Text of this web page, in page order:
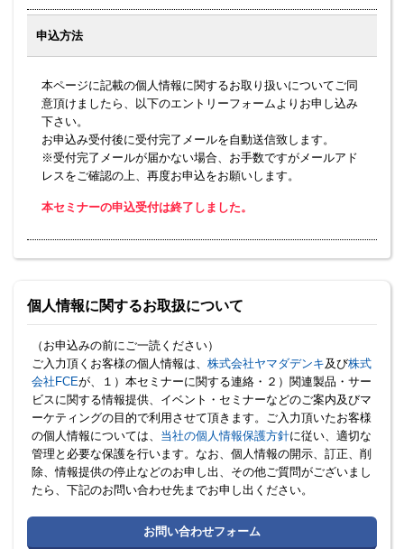
申込方法
本ページに記載の個人情報に関するお取り扱いについてご同
意頂けましたら、以下のエントリーフォームよりお申し込み
下さい。
お申込み受付後に受付完了メールを自動送信致します。
※受付完了メールが届かない場合、お手数ですがメールアド
レスをご確認の上、再度お申込をお願いします。
本セミナーの申込受付は終了しました。
個人情報に関するお取扱について
（お申込みの前にご一読ください）
ご入力頂くお客様の個人情報は、 株式会社ヤマダデンキ及び株式
会社FCEが、１）本セミナーに関する連絡・２）関連製品・サー
ビスに関する情報提供、イベント・セミナーなどのご案内及びマ
ーケティングの目的で利用させて頂きます。ご入力頂いたお客様
の個人情報については、 当社の個人情報保護方針に従い、適切な
管理と必要な保護を行います。なお、個人情報の開示、訂正、削
除、情報提供の停止などのお申し出、その他ご質問がございまし
たら、下記のお問い合わせ先までお申し出ください。
お問い合わせフォーム